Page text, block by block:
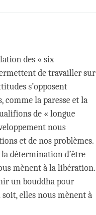
des « six
de travailler sur
s’opposent
la paresse et la
de « longue
nous
et de nos problèmes.
détermination d’être
mènent à la libération.
un bouddha pour
elles nous mènent à